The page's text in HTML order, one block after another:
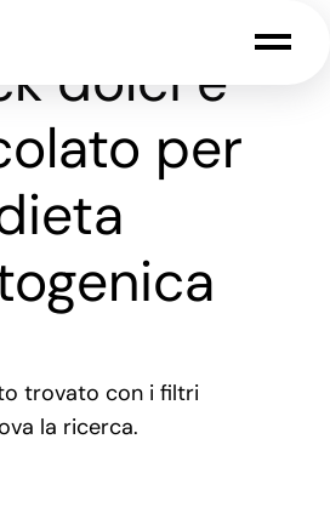
dolci e
per
trovato con i filtri
la ricerca.